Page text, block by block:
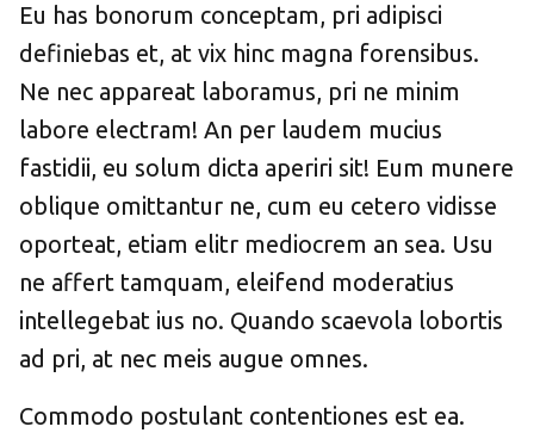
Eu has bonorum conceptam, pri adipisci
definiebas et, at vix hinc magna forensibus.
Ne nec appareat laboramus, pri ne minim
labore electram! An per laudem mucius
fastidii, eu solum dicta aperiri sit! Eum munere
oblique omittantur ne, cum eu cetero vidisse
oporteat, etiam elitr mediocrem an sea. Usu
ne affert tamquam, eleifend moderatius
intellegebat ius no. Quando scaevola lobortis
ad pri, at nec meis augue omnes.
Commodo postulant contentiones est ea.